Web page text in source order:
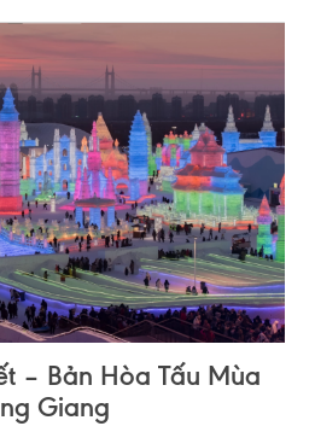
– Bản Hòa Tấu Mùa
Giang